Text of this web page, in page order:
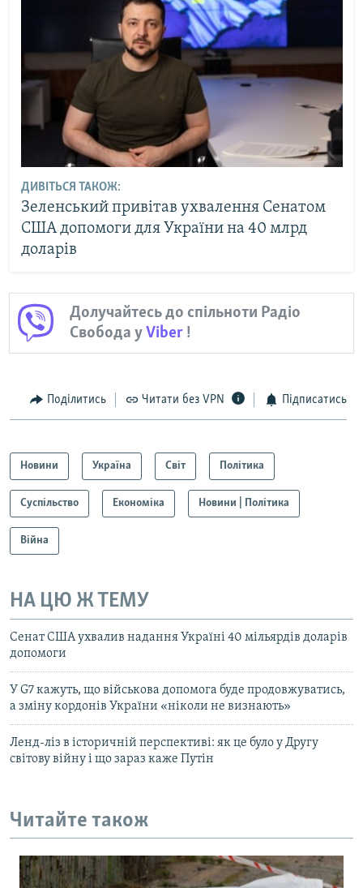
ДИВІТЬСЯ ТАКОЖ:
Зеленський привітав ухвалення Сенатом
США допомоги для України на 40 млрд
доларів
Долучайтесь до спільноти Радіо
Свобода уViber !
Поділитись Читати без VPN Підписатись
Новини Україна Світ Політика
Суспільство Економіка Новини | Політика
Війна
НА ЦЮ Ж ТЕМУ
Сенат США ухвалив надання Україні 40 мільярдів доларів
допомоги
У G7 кажуть, що військова допомога буде продовжуватись,
а зміну кордонів України «ніколи не визнають»
Ленд-ліз в історичній перспективі: як це було у Другу
світову війну і що зараз каже Путін
Читайте також